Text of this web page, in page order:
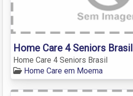
Home Care 4 Seniors Brasil
Home Care 4 Seniors Brasil
Home Care em Moema